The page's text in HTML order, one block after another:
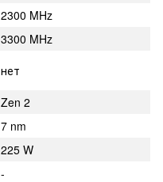
2300 MHz
3300 MHz
нет
Zen 2
7 nm
225 W
-